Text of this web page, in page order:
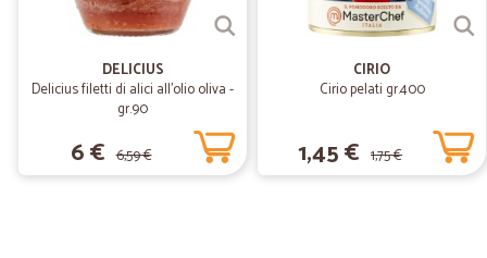
DELICIUS
Delicius filetti di alici all'olio oliva -
gr.90
6 € 6,59 €
CIRIO
Cirio pelati gr.400
1,45 € 1,75 €